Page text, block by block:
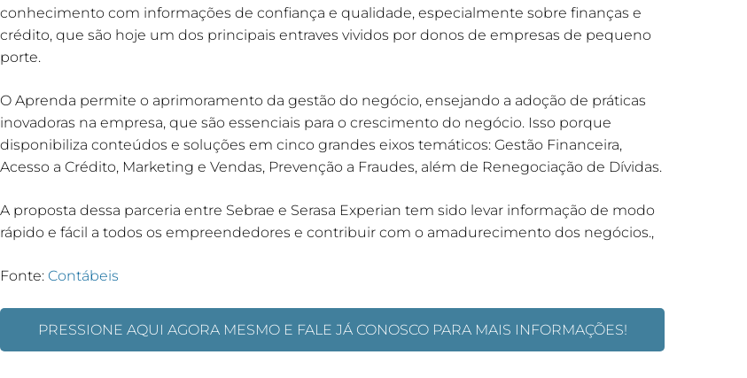
conhecimento com informações de confiança e qualidade, especialmente sobre finanças e
crédito, que são hoje um dos principais entraves vividos por donos de empresas de pequeno
porte.
O Aprenda permite o aprimoramento da gestão do negócio, ensejando a adoção de práticas
inovadoras na empresa, que são essenciais para o crescimento do negócio. Isso porque
disponibiliza conteúdos e soluções em cinco grandes eixos temáticos: Gestão Financeira,
Acesso a Crédito, Marketing e Vendas, Prevenção a Fraudes, além de Renegociação de Dívidas.
A proposta dessa parceria entre Sebrae e Serasa Experian tem sido levar informação de modo
rápido e fácil a todos os empreendedores e contribuir com o amadurecimento dos negócios.,
Fonte: Contábeis
PRESSIONE AQUI AGORA MESMO E FALE JÁ CONOSCO PARA MAIS INFORMAÇÕES!